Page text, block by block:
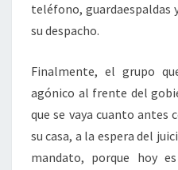
teléfono, guardaespaldas
su despacho.
Finalmente, el grupo
agónico al frente del
que se vaya cuanto antes
su casa, a la espera del
mandato, porque hoy